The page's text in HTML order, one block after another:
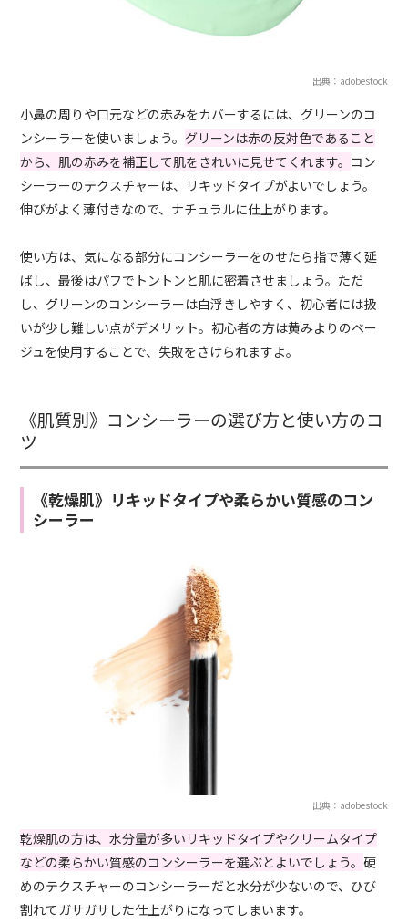
出典：adobestock
小鼻の周りや口元などの赤みをカバーするには、グリーンのコ
ンシーラーを使いましょう。 グリーンは赤の反対色であること
から、肌の赤みを補正して肌をきれいに見せてくれます。 コン
シーラーのテクスチャーは、リキッドタイプがよいでしょう。
伸びがよく薄付きなので、ナチュラルに仕上がります。
使い方は、気になる部分にコンシーラーをのせたら指で薄く延
ばし、最後はパフでトントンと肌に密着させましょう。ただ
し、グリーンのコンシーラーは白浮きしやすく、初心者には扱
いが少し難しい点がデメリット。初心者の方は黄みよりのベー
ジュを使用することで、失敗をさけられますよ。
《肌質別》コンシーラーの選び方と使い方のコ
ツ
《乾燥肌》リキッドタイプや柔らかい質感のコン
シーラー
出典：adobestock
乾燥肌の方は、水分量が多いリキッドタイプやクリームタイプ
などの柔らかい質感のコンシーラーを選ぶとよいでしょう。硬
めのテクスチャーのコンシーラーだと水分が少ないので、ひび
割れてガサガサした仕上がりになってしまいます。